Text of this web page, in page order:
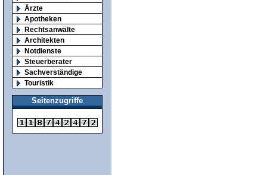
Ärzte
Apotheken
Rechtsanwälte
Architekten
Notdienste
Steuerberater
Sachverständige
Touristik
Seitenzugriffe